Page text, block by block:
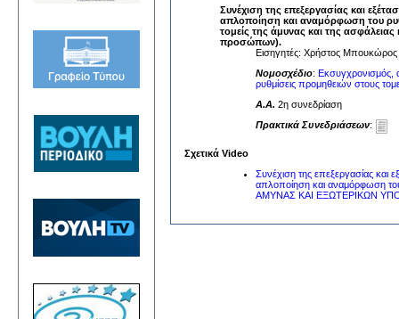
Συνέχιση της επεξεργασίας και
απλοποίηση και αναμόρφωση του
τομείς της άμυνας και της
προσώπων).
Εισηγητές: Χρήστος
Νομοσχέδιο: Εκσυγχρονισμός,
ρυθμίσεις προμηθειών στους
A.A. 2η συνεδρίαση
Πρακτικά Συνεδριάσεων:
Σχετικά Video
Συνέχιση της επεξεργασίας
απλοποίηση και
ΑΜΥΝΑΣ ΚΑΙ ΕΞΩΤΕΡΙΚΩΝ